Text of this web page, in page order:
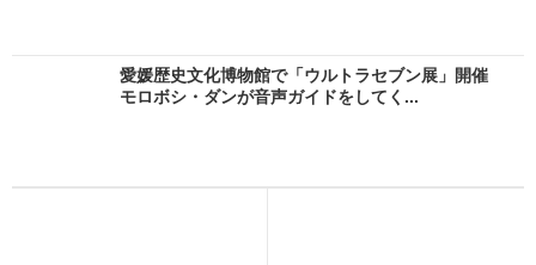
愛媛歴史文化博物館で「ウルトラセブン展」開催
モロボシ・ダンが音声ガイドをしてく...